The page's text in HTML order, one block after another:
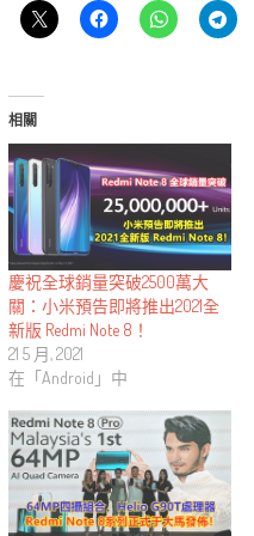
相關
慶祝全球銷量突破2500萬大
關：小米預告即將推出2021全
新版 Redmi Note 8！
21 5 月, 2021
在「Android」中